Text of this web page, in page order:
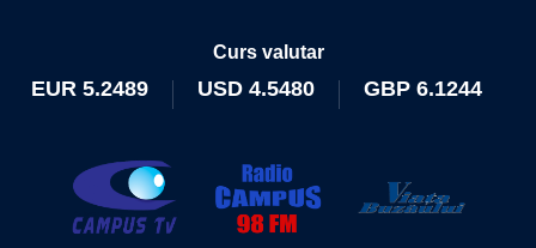
Curs valutar
EUR 5.2489 USD 4.5480 GBP 6.1244